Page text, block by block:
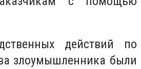
действий по
злоумышленника были